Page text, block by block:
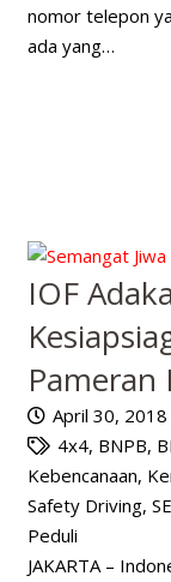
nomor telepon
ada yang…
IOF
Pameran
April 30, 2018
4x4, BNPB,
Kebencanaan,
Safety Driving,
Peduli
JAKARTA –